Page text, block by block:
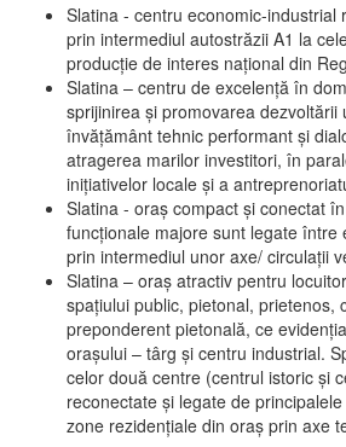
Slatina - centru economic-industrial
prin intermediul autostrăzii A1 la
producţie de interes naţional din
Slatina – centru de excelenţă în
sprijinirea şi promovarea dezvoltării
învăţământ tehnic performant şi
atragerea marilor investitori, în
iniţiativelor locale şi a
Slatina - oraş compact şi conectat
funcţionale majore sunt legate între
prin intermediul unor axe/ circulații
Slatina – oraş atractiv pentru
spaţiului public, pietonal, prietenos,
preponderent pietonală, ce
oraşului – târg şi centru industrial.
celor două centre (centrul istoric şi
reconectate şi legate de
zone rezidenţiale din oraş prin axe